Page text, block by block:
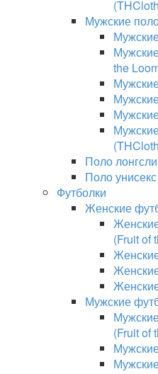
Мужские
the
Поло
Поло унисекс
Футболки
Женские
(Fruit of
Мужские
(Fruit of